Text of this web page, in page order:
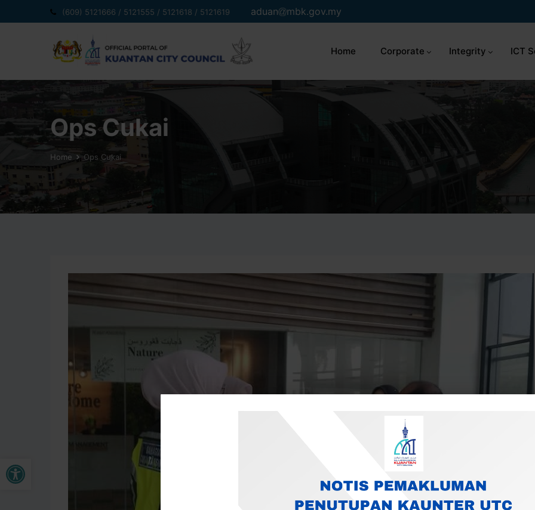
Open toolbar
to
(609) 5121666 / 5121555 / 5121618 / 5121619 aduan mbk.gov.my
Home Corporate Integrity ICT
Ops Cukai
Home Ops Cukai